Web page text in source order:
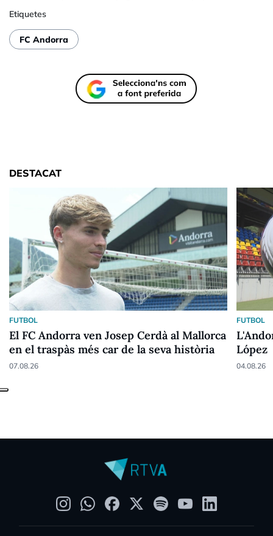
Etiquetes
FC Andorra
DESTACAT
FUTBOL
El FC Andorra ven Josep Cerdà al Mallorca
en el traspàs més car de la seva història
07.08.26
FUTBOL
López
04.08.26